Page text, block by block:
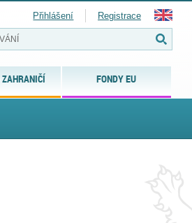
ZAHRANIČÍ FONDY EU
Přihlášení Registrace